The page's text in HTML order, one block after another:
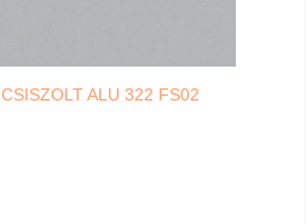
CSISZOLT ALU 322 FS02